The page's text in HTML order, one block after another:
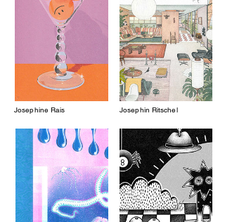
Josephine Rais Josephin Ritschel